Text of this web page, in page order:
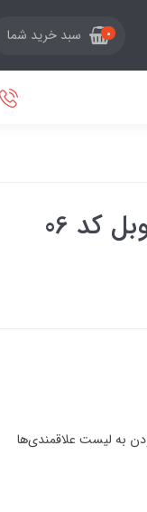
0 سبد خرید شما
کد 06